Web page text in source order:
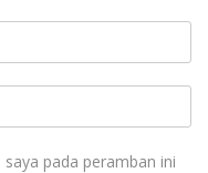
pada peramban ini